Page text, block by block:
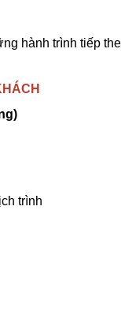
hành trình tiếp
trình